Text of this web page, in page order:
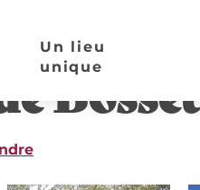
Un lieu
unique
Bosset